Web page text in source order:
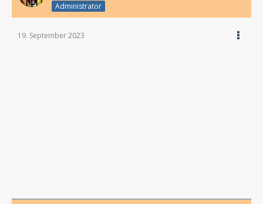
Administrator
19. September 2023